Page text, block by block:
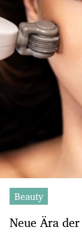
Beauty
Neue Ära